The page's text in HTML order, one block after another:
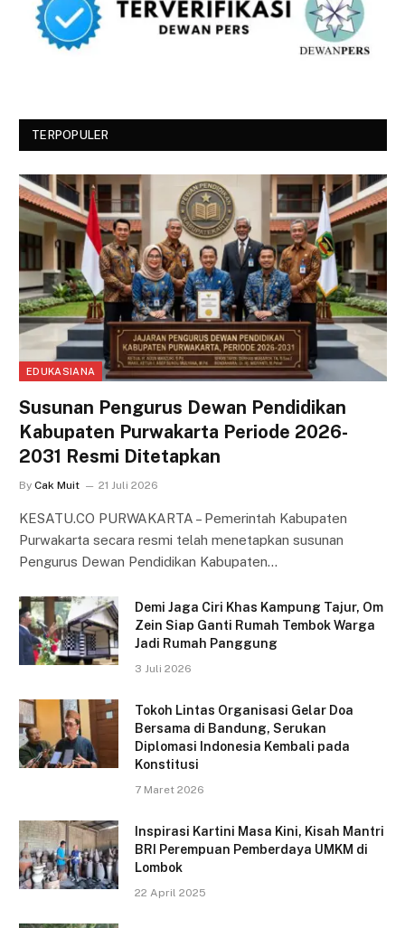
TERPOPULER
EDUKASIANA
Susunan Pengurus Dewan Pendidikan
Kabupaten Purwakarta Periode 2026-
2031 Resmi Ditetapkan
By Cak Muit 21 Juli 2026
KESATU.CO PURWAKARTA – Pemerintah Kabupaten
Purwakarta secara resmi telah menetapkan susunan
Pengurus Dewan Pendidikan Kabupaten…
Demi Jaga Ciri Khas Kampung Tajur, Om
Zein Siap Ganti Rumah Tembok Warga
Jadi Rumah Panggung
3 Juli 2026
Tokoh Lintas Organisasi Gelar Doa
Bersama di Bandung, Serukan
Diplomasi Indonesia Kembali pada
Konstitusi
7 Maret 2026
Inspirasi Kartini Masa Kini, Kisah Mantri
BRI Perempuan Pemberdaya UMKM di
Lombok
22 April 2025